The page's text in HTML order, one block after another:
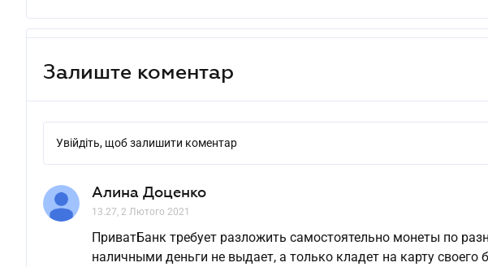
Залиште коментар
Увійдіть, щоб залишити коментар
Алина Доценко
13.27, 2 Лютого 2021
ПриватБанк требует разложить самостоятельно монеты по
наличными деньги не выдает, а только кладет на карту своего